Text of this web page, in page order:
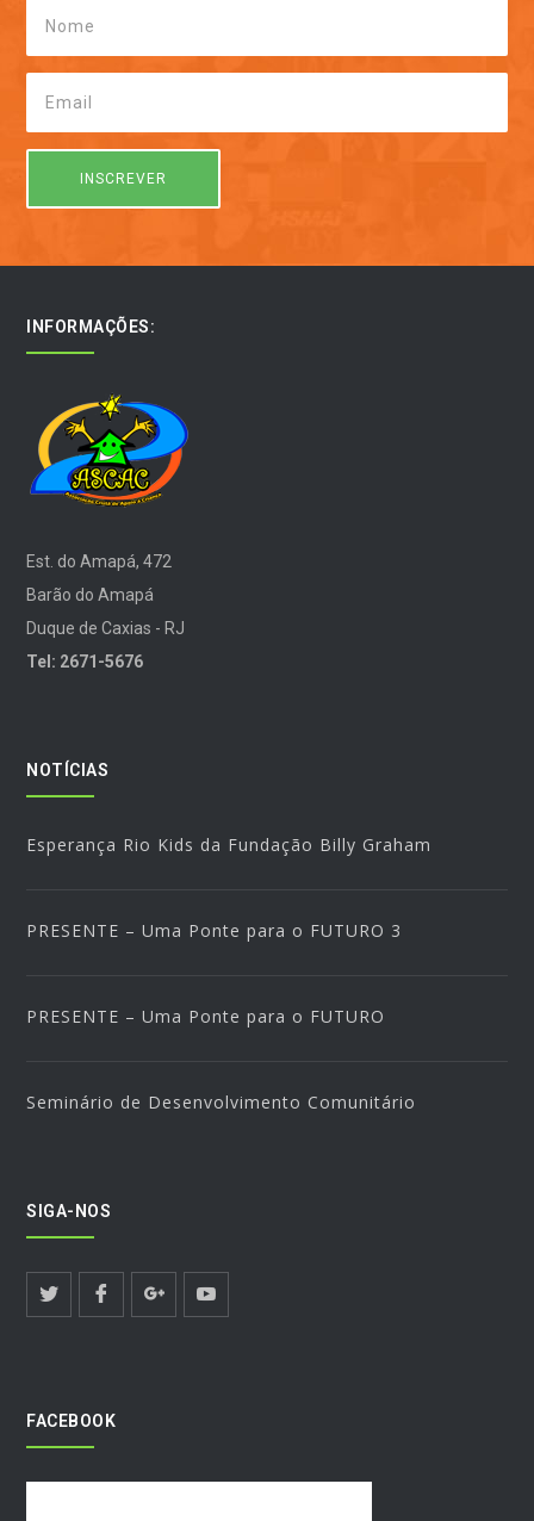
INFORMAÇÕES:
Est. do Amapá, 472
Barão do Amapá
Duque de Caxias - RJ
Tel: 2671-5676
NOTÍCIAS
Esperança Rio Kids da Fundação Billy Graham
PRESENTE – Uma Ponte para o FUTURO 3
PRESENTE – Uma Ponte para o FUTURO
Seminário de Desenvolvimento Comunitário
SIGA-NOS
FACEBOOK